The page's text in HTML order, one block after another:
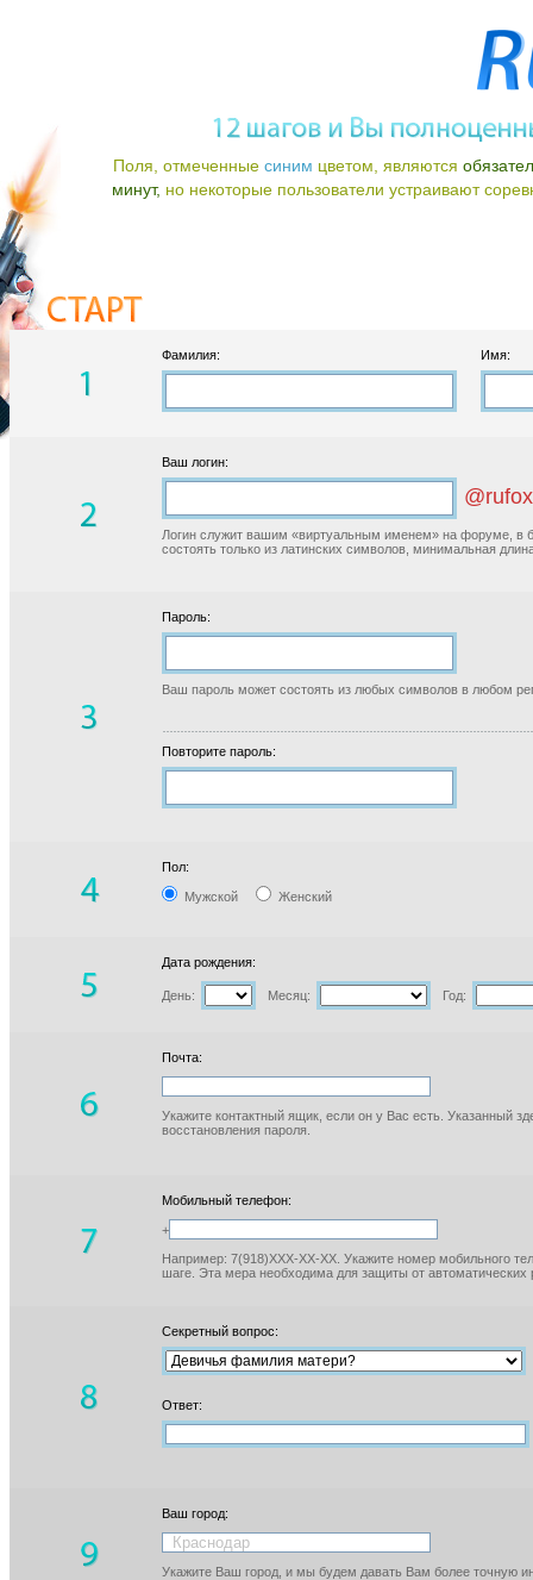
Поля, отмеченные синим цветом, являются
минут, но некоторые пользователи устраивают
Фамилия: Имя:
Ваш логин:
Логин служит вашим «виртуальным именем» на форуме, в
состоять только из латинских символов, минимальная
Пароль:
Ваш пароль может состоять из любых символов в любом
Повторите пароль:
Пол:
Мужской Женский
Дата рождения:
День: Месяц: Год:
Почта:
Укажите контактный ящик, если он у Вас есть. Указанный
восстановления пароля.
Мобильный телефон:
+
Например: 7(918)XXX-XX-XX. Укажите номер мобильного
шаге. Эта мера необходима для защиты от автоматических
Секретный вопрос:
Ответ:
Ваш город:
Укажите Ваш город, и мы будем давать Вам более точную